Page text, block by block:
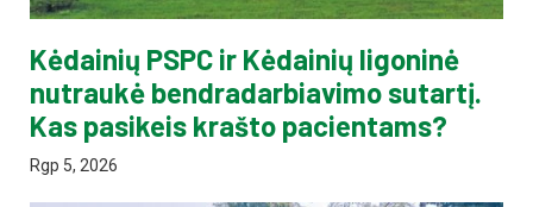
Kėdainių PSPC ir Kėdainių ligoninė
nutraukė bendradarbiavimo sutartį.
Kas pasikeis krašto pacientams?
Rgp 5, 2026